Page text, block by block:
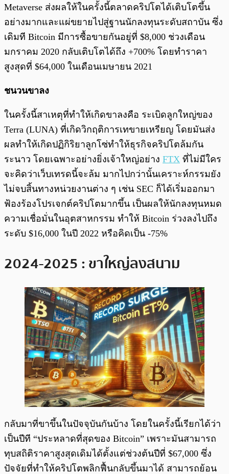
Metaverse ส่งผลให้ในครั้งนี้ตลาดคริปโตได้เติบโตขึ้น
อย่างมากและแผ่ขยายไปสู่ฐานนักลงทุนระดับสถาบัน ซึ่ง
เดิมที Bitcoin มีการซื้อขายกันอยู่ที่ $8,000 ช่วงเดือน
มกราคม 2020 กลับเติบโตได้ถึง +700% โดยทำราคา
สูงสุดที่ $64,000 ในเดือนเมษายน 2021
ชนวนขาลง
ในครั้งนี้สาเหตุที่ทำให้เกิดขาลงคือ ระเบิดลูกใหญ่ของ
Terra (LUNA) ที่เกิดวิกฤติการเทขายเหรียญ โดยมันส่ง
ผลทำให้เกิดปฏิกิริยาลูกโซ่ทำให้ธุรกิจคริปโตล้มกัน
ระนาว โดยเฉพาะอย่างยิ่งเจ้าใหญ่อย่าง FTX ที่ไม่มีใคร
จะคิดว่าเว็บเทรดนี้จะล้ม มากไปกว่านั้นเคราะห์กรรมยัง
ไม่จบสิ้นทางหน่วยงานต่าง ๆ เช่น SEC ก็ได้เริ่มออกมา
ฟ้องร้องโปรเจกต์คริปโตมากขึ้น เป็นผลให้นักลงทุนหมด
ความเชื่อมั่นในอุตสาหกรรม ทำให้ Bitcoin ร่วงลงไปถึง
ระดับ $16,000 ในปี 2022 หรือคิดเป็น -75%
2024-2025 : ขาใหญ่ลงสนาม
กลับมาที่ขาขึ้นในปัจจุบันกันบ้าง โดยในครั้งนี้เรียกได้ว่า
เป็นปีที “ประหลาดที่สุดของ Bitcoin” เพราะมันสามารถ
ทุบสถิติราคาสูงสุดเดิมได้ตั้งแต่ช่วงต้นปีที่ $67,000 ซึ่ง
ปัจจัยที่ทำให้คริปโตพลิกฟื้นกลับขึ้นมาได้ สามารถย้อน